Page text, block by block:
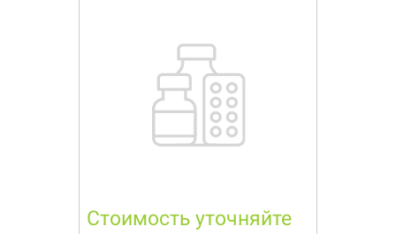
Стоимость уточняйте